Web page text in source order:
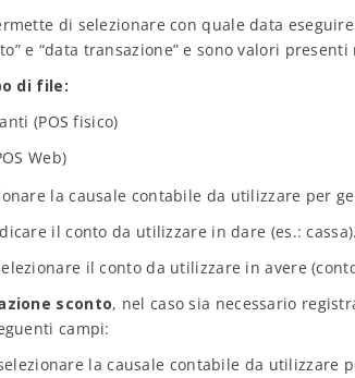
di selezionare con quale data
e “data transazione” e sono valori presenti
di file:
(POS fisico)
Web)
la causale contabile da utilizzare per
il conto da utilizzare in dare (es.: cassa).
il conto da utilizzare in avere
sconto, nel caso sia necessario
campi:
la causale contabile da utilizzare